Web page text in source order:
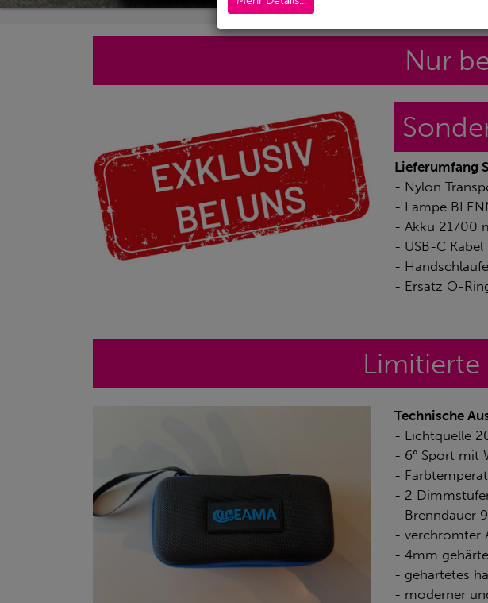
Nur
Lieferumfang
- Nylon
- Lampe
- Akku 21700
- USB-C Kabel
- Handschlaufe
- Ersatz O-
Limitierte
Technische
- Lichtquelle
- 6° Sport mit
-
- 2
- Brenndauer
- verchromter
- 4mm
- gehärtetes
- moderner